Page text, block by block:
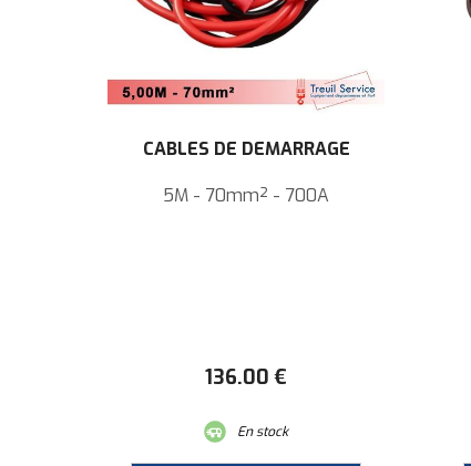
CÂBLES DE DÉMARRAGE
5M - 70mm² - 700A
136.00 €
En stock